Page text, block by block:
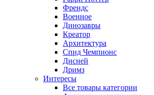
Френдс
Военное
Динозавры
Креатор
Архитектура
Спид Чемпионс
Дисней
Дримз
Интересы
Все товары категории